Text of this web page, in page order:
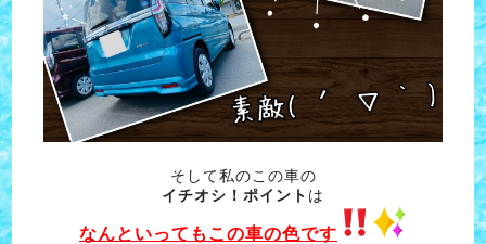
そして私のこの車の
イチオシ！ポイント は
なんといってもこの車の色です